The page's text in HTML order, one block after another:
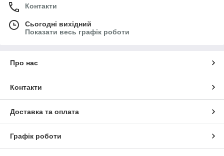
Контакти
Сьогодні вихідний
Показати весь графік роботи
Про нас
Контакти
Доставка та оплата
Графік роботи